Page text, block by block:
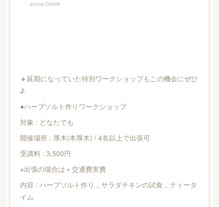
aroma Cherie
🔸延期になっていた特別ワークショップもこの機会にぜひ
♪
●ハーブソルト作りワークショップ
対象 : どなたでも
開催場所 : 厚木(本厚木) / 4名以上で出張可
受講料 : 3,500円
※出張の場合は＋交通費実費
内容 : ハーブソルト作り，サラダチキンの試食，ティータ
イム